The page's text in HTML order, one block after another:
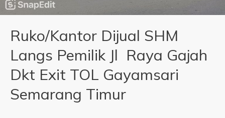
Ruko/Kantor Dijual SHM
Langs Pemilik Jl Raya Gajah
Dkt Exit TOL Gayamsari
Semarang Timur